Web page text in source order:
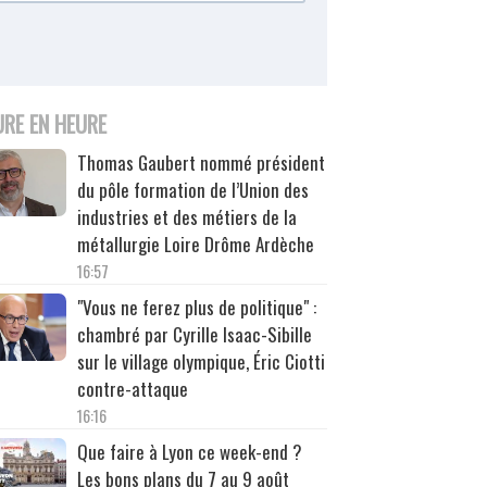
EN HEURE
Thomas Gaubert nommé président
du pôle formation de l’Union des
industries et des métiers de la
métallurgie Loire Drôme Ardèche
16:57
"Vous ne ferez plus de politique" :
chambré par Cyrille Isaac-Sibille
sur le village olympique, Éric Ciotti
contre-attaque
16:16
Que faire à Lyon ce week-end ?
Les bons plans du 7 au 9 août